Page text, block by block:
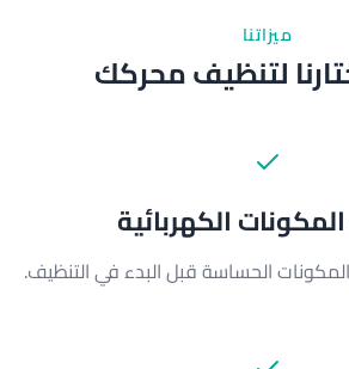
ميزاتنا
لتنظيف محركك
الكهربائية
الحساسة قبل البدء في التنظيف.